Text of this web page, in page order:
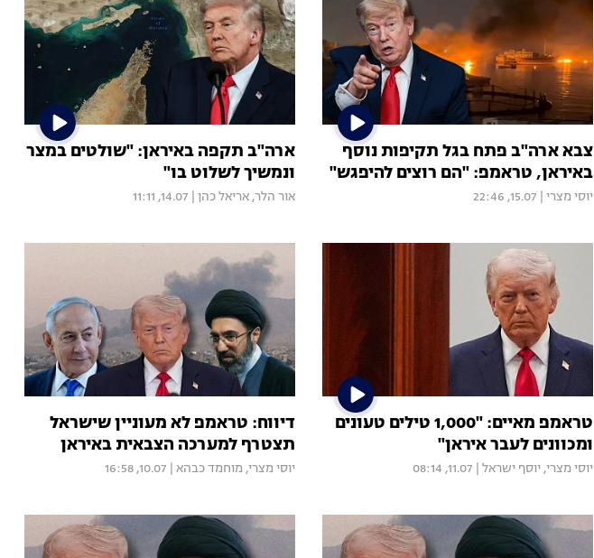
צבא ארה"ב פתח בגל תקיפות נוסף
באיראן, טראמפ: "הם רוצים להיפגש"
יוסי מצרי 15.07, 22:46
ארה"ב תקפה באיראן: "שולטים במצר
ונמשיך לשלוט בו"
אור הלר, אריאל כהן 14.07, 11:11
טראמפ מאיים: "1,000 טילים טעונים
ומכוונים לעבר איראן"
יוסי מצרי, יוסף ישראל 11.07, 08:14
דיווח: טראמפ לא מעוניין שישראל
תצטרף למערכה הצבאית באיראן
יוסי מצרי, מוחמד כבהא 10.07, 16:58